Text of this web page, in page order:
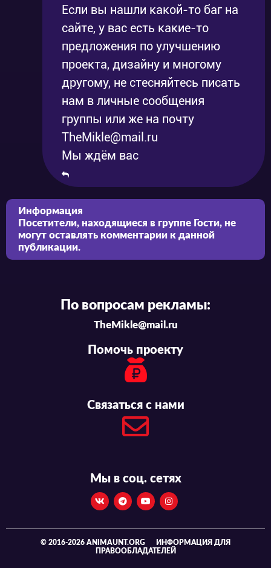
Если вы нашли какой-то баг на
сайте, у вас есть какие-то
предложения по улучшению
проекта, дизайну и многому
другому, не стесняйтесь писать
нам в личные сообщения
группы или же на почту
TheMikle@mail.ru
Мы ждём вас
Информация
Посетители, находящиеся в группе Гости, не
могут оставлять комментарии к данной
публикации.
По вопросам рекламы:
TheMikle@mail.ru
Помочь проекту
Связаться с нами
Мы в соц. сетях
© 2016-2026 ANIMAUNT.ORG
ИНФОРМАЦИЯ ДЛЯ
ПРАВООБЛАДАТЕЛЕЙ